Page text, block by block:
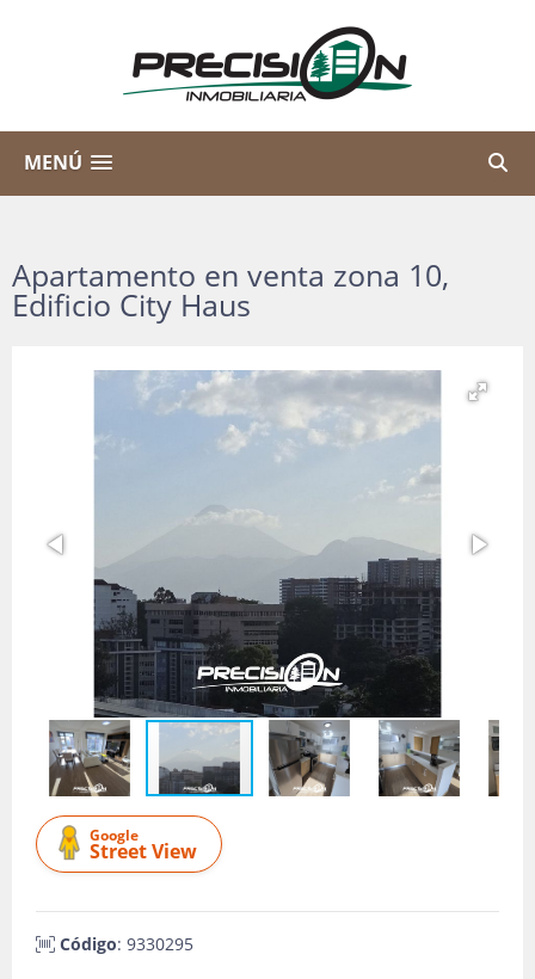
MENÚ
Apartamento en venta zona 10,
Edificio City Haus
Google
Street View
Código: 9330295